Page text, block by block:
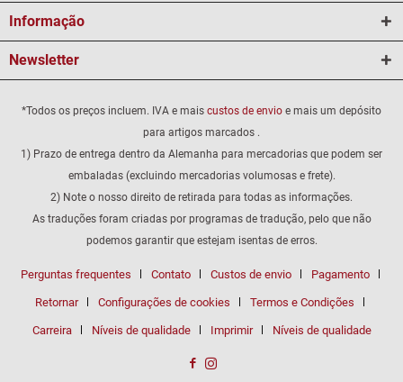
Informação
Newsletter
*Todos os preços incluem. IVA e mais custos de envio e mais um depósito
para artigos marcados .
1) Prazo de entrega dentro da Alemanha para mercadorias que podem ser
embaladas (excluindo mercadorias volumosas e frete).
2) Note o nosso direito de retirada para todas as informações.
As traduções foram criadas por programas de tradução, pelo que não
podemos garantir que estejam isentas de erros.
Perguntas frequentes Contato Custos de envio Pagamento
Retornar Configurações de cookies Termos e Condições
Carreira Níveis de qualidade Imprimir Níveis de qualidade